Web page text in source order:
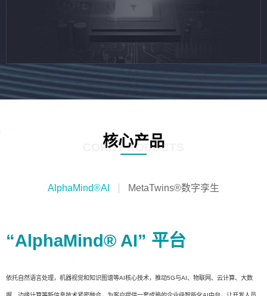
核心产品
CORE PRODUCTS
AlphaMind®AI MetaTwins®数字孪生
“AlphaMind® AI” 平台
依托自然语言处理，机器视觉和知识图谱等AI核心技术，推动5G与AI、物联网、云计算、大数